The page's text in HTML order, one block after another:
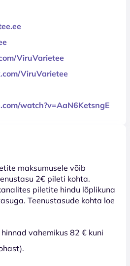
ViruVarietee
ViruVarietee
watch?v=AaN6KetsngE
maksumusele võib
2€ pileti kohta.
piletite hindu lõplikuna
Teenustasude kohta loe
vahemikus 82 € kuni